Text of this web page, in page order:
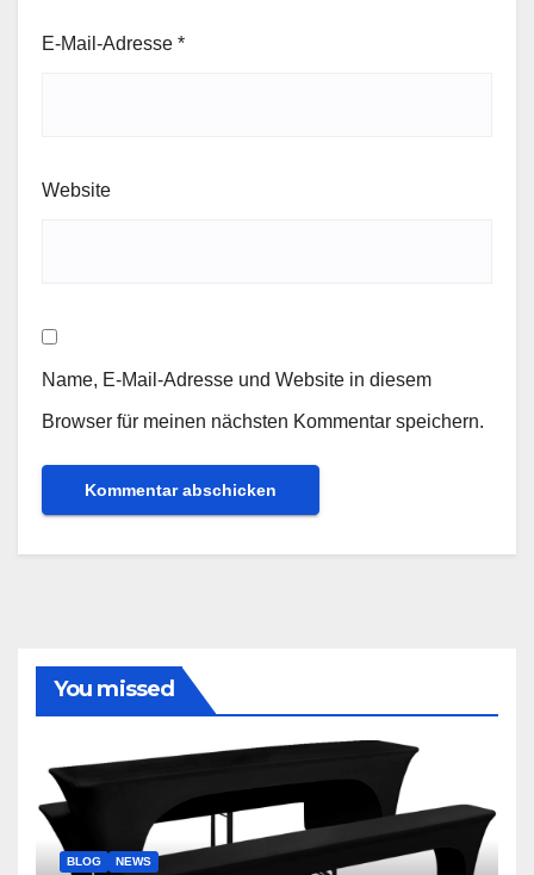
E-Mail-Adresse *
Website
Name, E-Mail-Adresse und Website in diesem
Browser für meinen nächsten Kommentar speichern.
You missed
BLOG NEWS